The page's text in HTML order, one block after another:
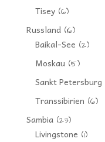
Tisey(6)
Russland(16)
Baikal-See (2)
Moskau(5)
Sankt Petersburg
Transsibirien (6)
Sambia(23)
Livingstone (1)